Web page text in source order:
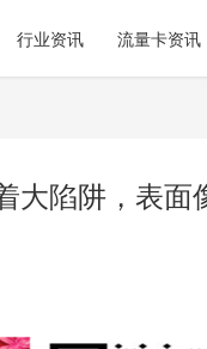
行业资讯 流量卡资讯
大陷阱，表面